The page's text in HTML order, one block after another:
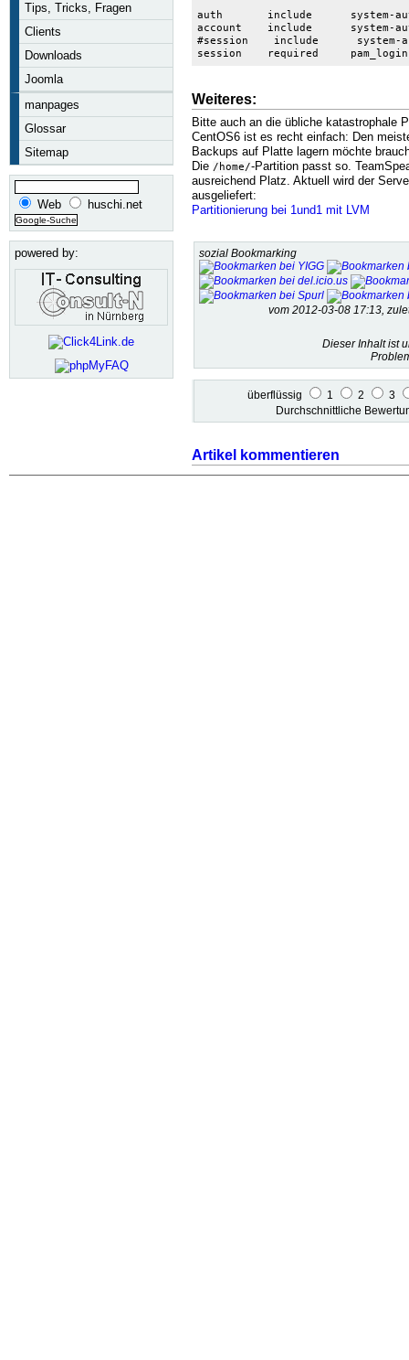
Tips, Tricks, Fragen
Clients
Downloads
Joomla
manpages
Glossar
Sitemap
Web huschi.net
powered by:
auth       include      system-
account    include      system-
#session    include      system-
session    required
Weiteres:
Bitte auch an die übliche katastrophale
CentOS6 ist es recht einfach: Den
Backups auf Platte lagern möchte
Die /home/-Partition passt so.
ausreichend Platz. Aktuell wird der
ausgeliefert:
Partitionierung bei 1und1 mit LVM
sozial Bookmarking
vom 2012-03-08 17:13,
Dieser Inhalt ist
überflüssig 1 2
3
Durchschnittliche
Artikel kommentieren